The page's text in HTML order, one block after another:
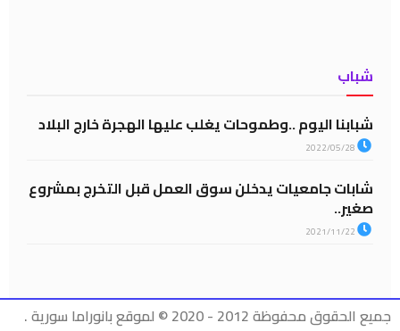
شباب
شبابنا اليوم ..وطموحات يغلب عليها الهجرة خارج البلاد
شابات جامعيات يدخلن سوق العمل قبل التخرج بمشروع
صغير..
جميع الحقوق محفوظة 2012 - 2020 © لموقع بانوراما سورية .